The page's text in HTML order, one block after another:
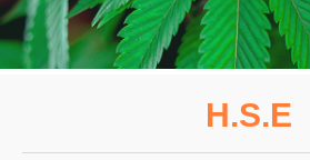
H.S.E